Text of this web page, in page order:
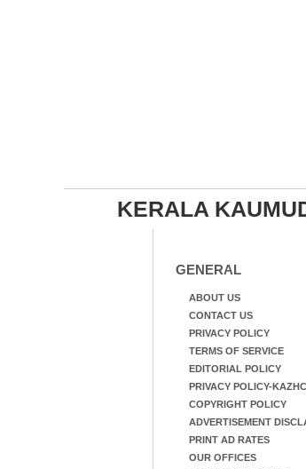
KERALA
GENERAL
ABOUT US
CONTACT US
PRIVACY POLICY
TERMS OF SERVICE
EDITORIAL POLICY
PRIVACY POLICY-
COPYRIGHT POLICY
ADVERTISEMENT
PRINT AD RATES
OUR OFFICES